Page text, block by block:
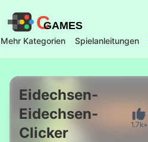
CGAMES
Mehr Kategorien Spielanleitungen
Eidechsen-
Eidechsen-
Clicker
1.7k+